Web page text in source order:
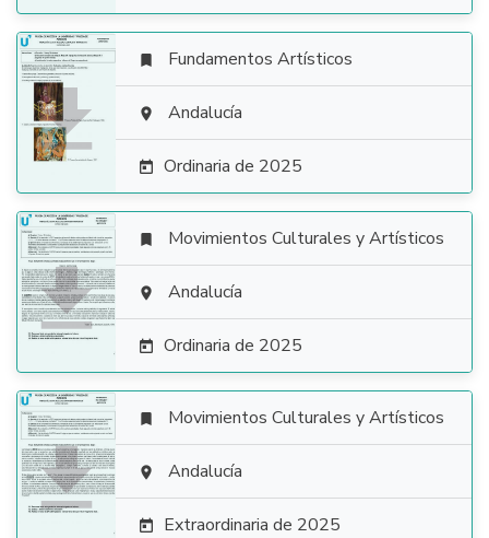

 Fundamentos Artísticos
 Andalucía
 Ordinaria de 2025

 Movimientos Culturales y Artísticos
 Andalucía
 Ordinaria de 2025

 Movimientos Culturales y Artísticos
 Andalucía
 Extraordinaria de 2025